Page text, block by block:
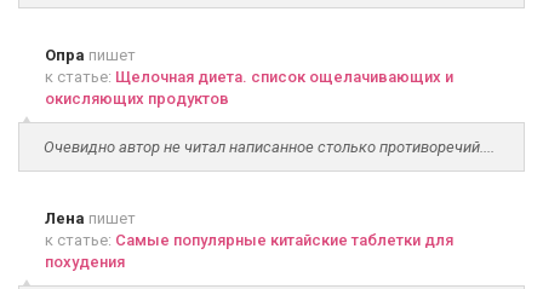
Опра пишет
к статье: Щелочная диета. список ощелачивающих и
окисляющих продуктов
Очевидно автор не читал написанное столько противоречий....
Лена пишет
к статье: Самые популярные китайские таблетки для
похудения